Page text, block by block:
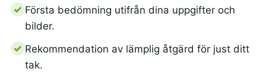
Första bedömning utifrån dina uppgifter och
bilder.
Rekommendation av lämplig åtgärd för just ditt
tak.